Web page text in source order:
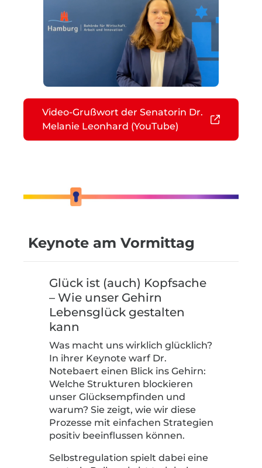
Video-Grußwort der Senatorin Dr.
Melanie Leonhard (YouTube)
Keynote am Vormittag
Glück ist (auch) Kopfsache
– Wie unser Gehirn
Lebensglück gestalten
kann
Was macht uns wirklich glücklich?
In ihrer Keynote warf Dr.
Notebaert einen Blick ins Gehirn:
Welche Strukturen blockieren
unser Glücksempfinden und
warum? Sie zeigt, wie wir diese
Prozesse mit einfachen Strategien
positiv beeinflussen können.
Selbstregulation spielt dabei eine